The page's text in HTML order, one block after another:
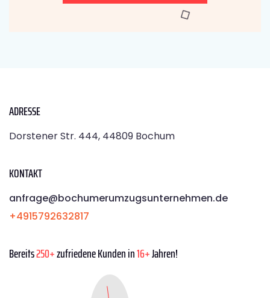
ADRESSE
Dorstener Str. 444, 44809 Bochum
KONTAKT
anfrage@bochumerumzugsunternehmen.de
+4915792632817
Bereits250+zufriedene Kunden in16+Jahren!